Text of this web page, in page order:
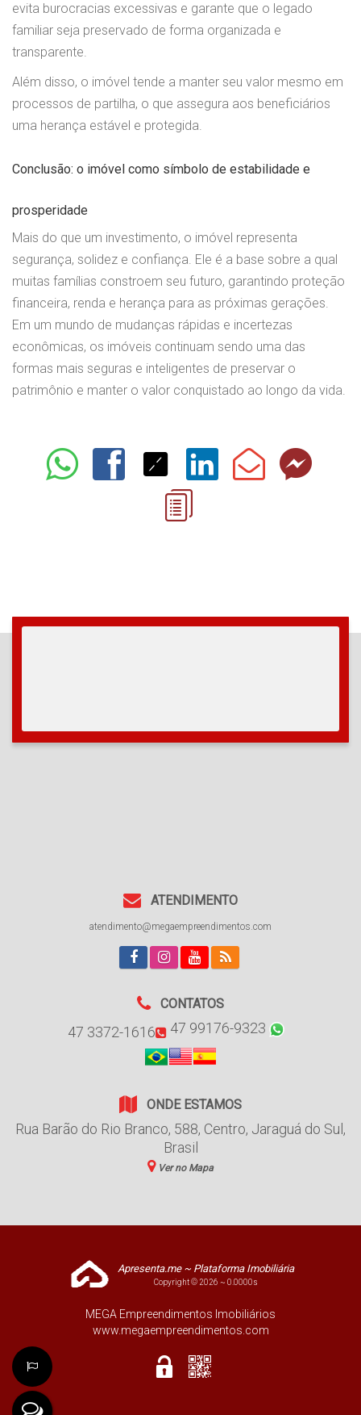
evita burocracias excessivas e garante que o legado
familiar seja preservado de forma organizada e
transparente.
Além disso, o imóvel tende a manter seu valor mesmo em
processos de partilha, o que assegura aos beneficiários
uma herança estável e protegida.
Conclusão: o imóvel como símbolo de estabilidade e
prosperidade
Mais do que um investimento, o imóvel representa
segurança, solidez e confiança. Ele é a base sobre a qual
muitas famílias constroem seu futuro, garantindo proteção
financeira, renda e herança para as próximas gerações.
Em um mundo de mudanças rápidas e incertezas
econômicas, os imóveis continuam sendo uma das
formas mais seguras e inteligentes de preservar o
patrimônio e manter o valor conquistado ao longo da vida.
ATENDIMENTO
atendimento@megaempreendimentos.com
CONTATOS
47 3372-1616 47 99176-9323
ONDE ESTAMOS
Rua Barão do Rio Branco, 588, Centro, Jaraguá do Sul ,
Brasil
Ver no Mapa
Apresenta.me ~ Plataforma Imobiliária
Copyright © 2026 ~ 0.0000s
MEGA Empreendimentos Imobiliários
www.megaempreendimentos.com